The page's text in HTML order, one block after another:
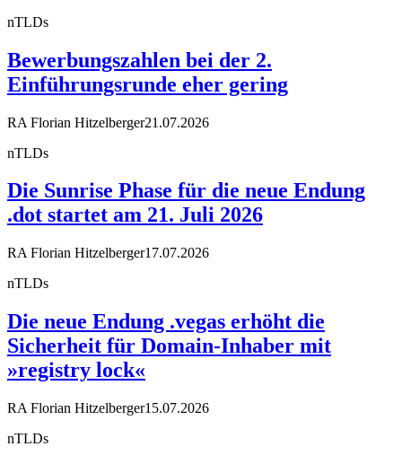
nTLDs
Bewerbungszahlen bei der 2.
Einführungsrunde eher gering
RA Florian Hitzelberger21.07.2026
nTLDs
Die Sunrise Phase für die neue Endung
.dot startet am 21. Juli 2026
RA Florian Hitzelberger17.07.2026
nTLDs
Die neue Endung .vegas erhöht die
Sicherheit für Domain-Inhaber mit
»registry lock«
RA Florian Hitzelberger15.07.2026
nTLDs